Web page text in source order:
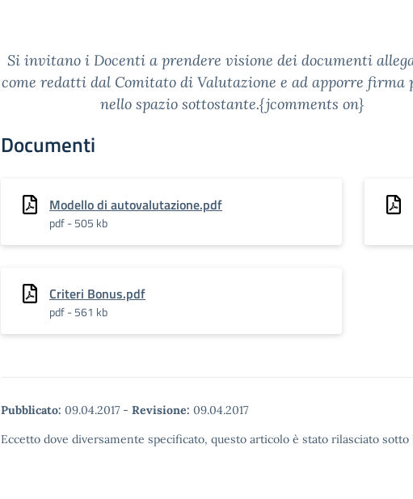
Si invitano i Docenti a prendere visione dei documenti
come redatti dal Comitato di Valutazione e ad apporre firma
nello spazio sottostante.{jcomments on}
Documenti
Modello di autovalutazione.pdf
pdf - 505 kb
Criteri Bonus.pdf
pdf - 561 kb
Pubblicato: 09.04.2017 - Revisione: 09.04.2017
Eccetto dove diversamente specificato, questo articolo è stato rilasciato